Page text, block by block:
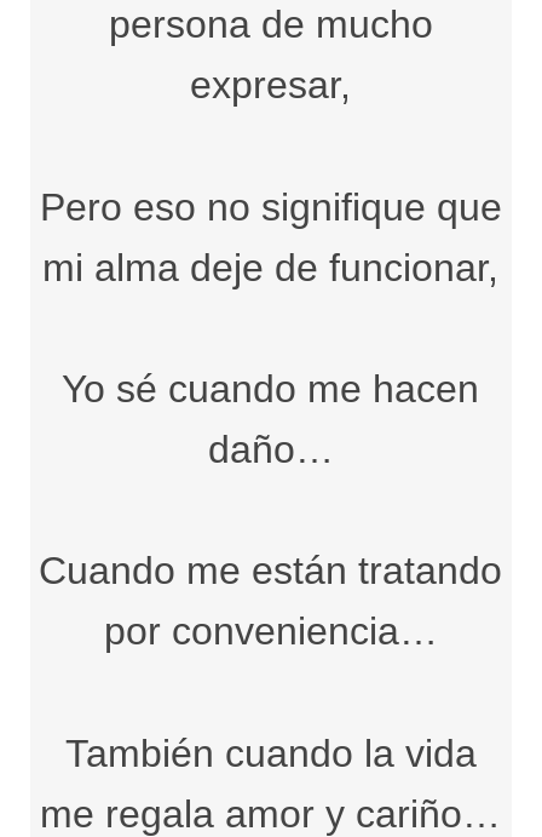
persona de mucho
expresar,
Pero eso no signifique que
mi alma deje de funcionar,
Yo sé cuando me hacen
daño…
Cuando me están tratando
por conveniencia…
También cuando la vida
me regala amor y cariño…